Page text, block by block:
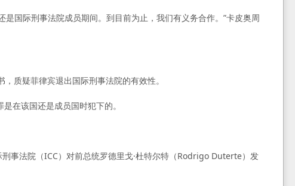
国际刑事法院成员期间。到目前为止，我们有义务合作。”卡皮奥周
质疑菲律宾退出国际刑事法院的有效性。
在该国还是成员国时犯下的。
事法院（ICC）对前总统罗德里戈·杜特尔特（Rodrigo Duterte）发